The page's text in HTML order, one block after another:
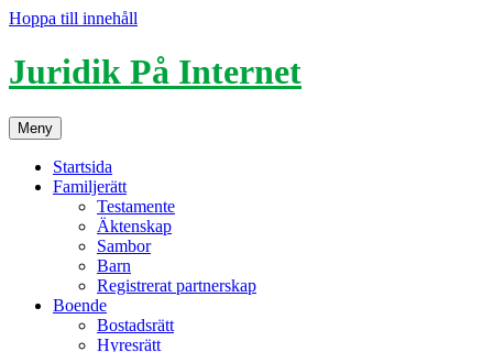
Hoppa till innehåll
Juridik På Internet
Meny
Startsida
Familjerätt
Testamente
Äktenskap
Sambor
Barn
Registrerat partnerskap
Boende
Bostadsrätt
Hyresrätt